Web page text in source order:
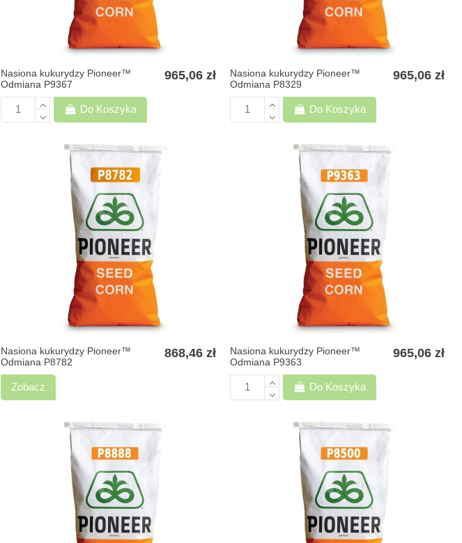
Nasiona kukurydzy Pioneer™
Odmiana P9367
965,06 zł
Do Koszyka
Nasiona kukurydzy Pioneer™
Odmiana P8329
965,06 zł
Do Koszyka
Nasiona kukurydzy Pioneer™
Odmiana P8782
868,46 zł
Zobacz
Nasiona kukurydzy Pioneer™
Odmiana P9363
965,06 zł
Do Koszyka